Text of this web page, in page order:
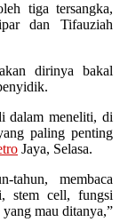
tiga tersangka,
dan Tifauziah
dirinya bakal
dalam meneliti, di
paling penting
Jaya, Selasa.
tahun, membaca
stem cell, fungsi
mau ditanya,”